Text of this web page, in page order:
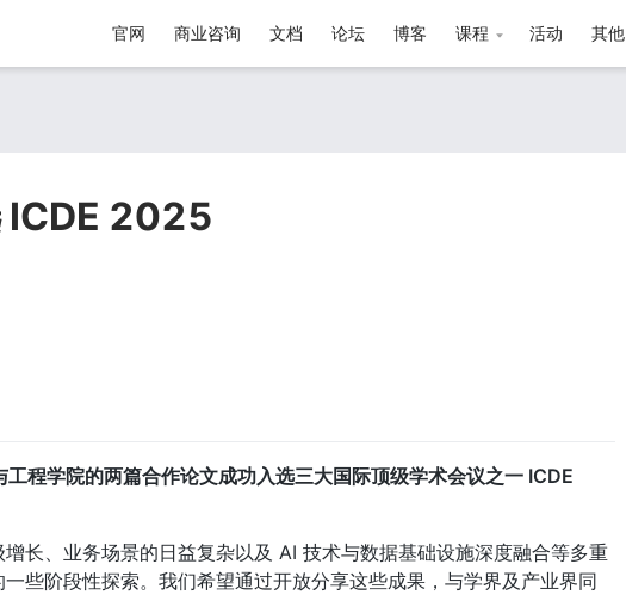
官网 商业咨询 文档 论坛 博客 课程 活动 其他
ICDE 2025
程学院的两篇合作论文成功入选三大国际顶级学术会议之一 ICDE
长、业务场景的日益复杂以及 AI 技术与数据基础设施深度融合等多重
些阶段性探索。我们希望通过开放分享这些成果，与学界及产业界同